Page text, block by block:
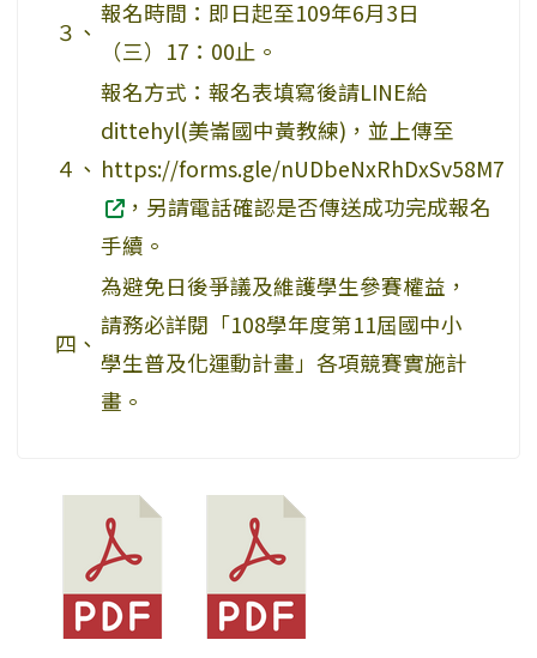
３、
報名時間：即日起至109年6月3日
（三）17：00止。
４、
報名方式：報名表填寫後請LINE給
dittehyl(美崙國中黃教練)，並上傳至
https://forms.gle/nUDbeNxRhDxSv58M7
，另請電話確認是否傳送成功完成報名
手續。
四、
為避免日後爭議及維護學生參賽權益，
請務必詳閱「108學年度第11屆國中小
學生普及化運動計畫」各項競賽實施計
畫。